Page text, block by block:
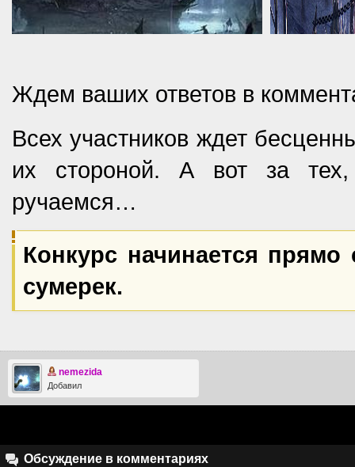
Ждем ваших ответов в
Всех участников ждет
их стороной. А вот за тех,
ручаемся…
Конкурс начинается
сумерек.
nemezida
Добавил
Обсуждение в комментариях